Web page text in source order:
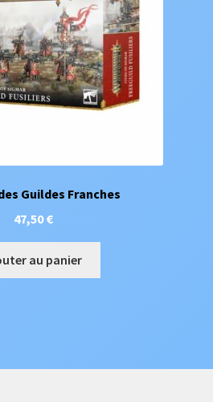
Guildes Franches
47,50€
au panier